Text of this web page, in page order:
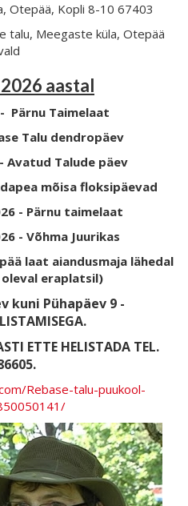
Otepää, Kopli 8-10 67403
talu, Meegaste küla, Otepää
aastal
Pärnu Taimelaat
Talu dendropäev
Avatud Talude päev
mõisa floksipäevad
- Pärnu taimelaat
- Võhma Juurikas
laat aiandusmaja lähedal
oleval eraplatsil)
kuni Pühapäev 9 -
ETTE HELISTADA TEL.
Rebase-talu-puukool-